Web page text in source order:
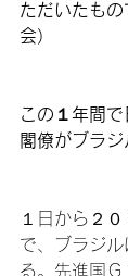
ただいたも
会）
この１年間
閣僚がブラジ
１日から２
で、ブラジ
る。先進国